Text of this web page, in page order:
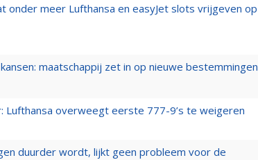
onder meer Lufthansa en easyJet slots vrijgeven op
maatschappij zet in op nieuwe bestemmingen
Lufthansa overweegt eerste 777-9’s te weigeren
duurder wordt, lijkt geen probleem voor de